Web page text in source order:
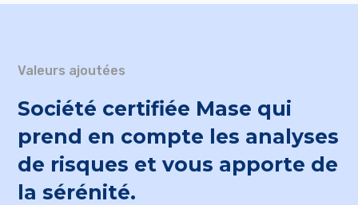
Valeurs ajoutées
Société certifiée Mase qui
prend en compte les analyses
de risques et vous apporte de
la sérénité.